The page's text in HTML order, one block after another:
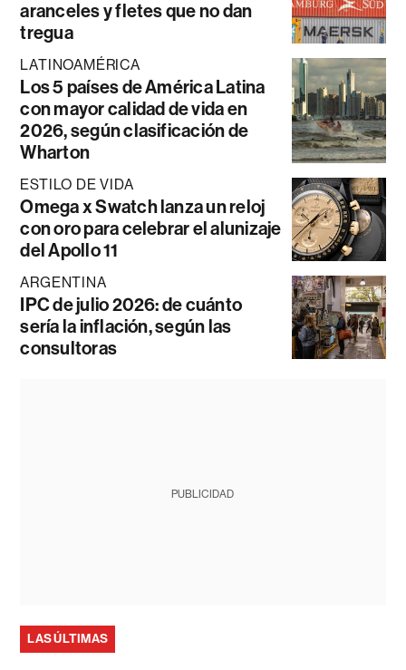
aranceles y fletes que no dan
tregua
LATINOAMÉRICA
Los 5 países de América Latina
con mayor calidad de vida en
2026, según clasificación de
Wharton
ESTILO DE VIDA
Omega x Swatch lanza un reloj
con oro para celebrar el alunizaje
del Apollo 11
ARGENTINA
IPC de julio 2026: de cuánto
sería la inflación, según las
consultoras
PUBLICIDAD
LAS ÚLTIMAS